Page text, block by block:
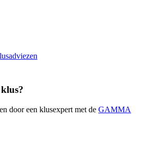
door een klusexpert met de GAMMA